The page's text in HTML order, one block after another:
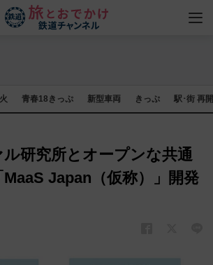
青春18きっぷ 新型車両 きっぷ 駅･街 再
研究所とオープンな共通
Japan（仮称）」開発